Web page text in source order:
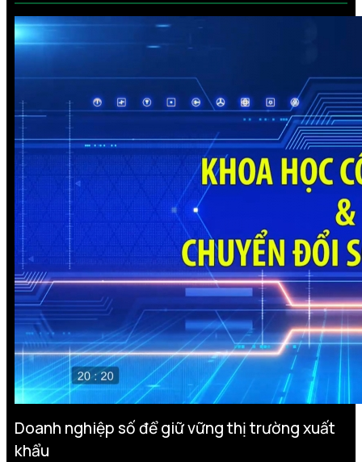
Doanh nghiệp số để giữ vững thị trường xuất
khẩu